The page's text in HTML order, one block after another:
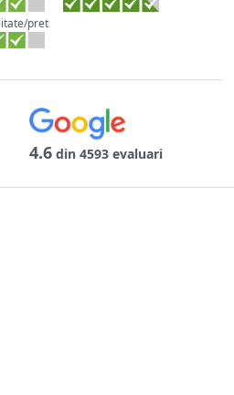
pret
4.6 din 4593 evaluari